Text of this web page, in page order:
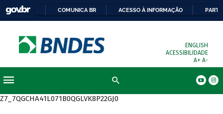
COMUNICA BR ACESSO À INFORMAÇÃO
ENGLISH
ACESSIBILIDADE
A+ A-
Z7_7QGCHA41L071B0QGLVK8P22GJ0